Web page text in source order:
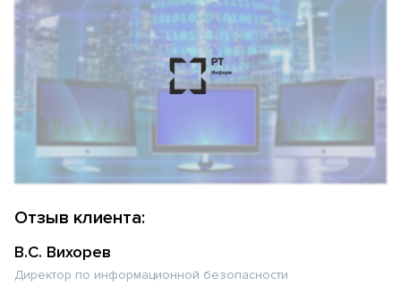
Отзыв клиента:
В.С. Вихорев
Директор по информационной безопасности